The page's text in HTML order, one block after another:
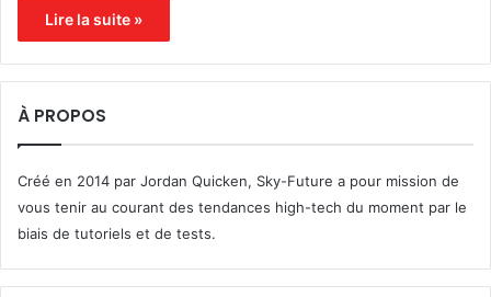
Lire la suite »
À PROPOS
Créé en 2014 par Jordan Quicken, Sky-Future a pour mission de
vous tenir au courant des tendances high-tech du moment par le
biais de tutoriels et de tests.